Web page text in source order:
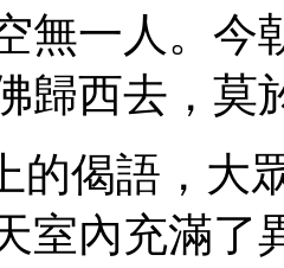
無一人。今
歸西去，莫
的偈語，大
室內充滿了